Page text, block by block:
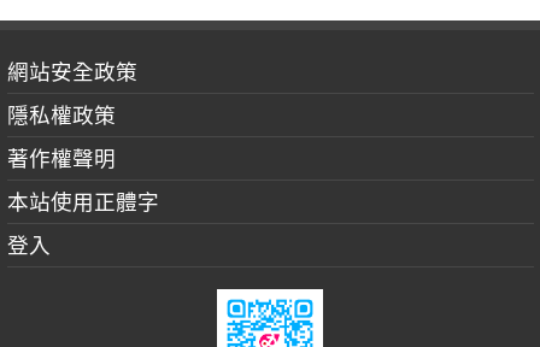
網站安全政策
隱私權政策
著作權聲明
本站使用正體字
登入